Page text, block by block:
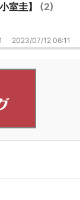
室圭】 (2)
2023/07/12 06:11